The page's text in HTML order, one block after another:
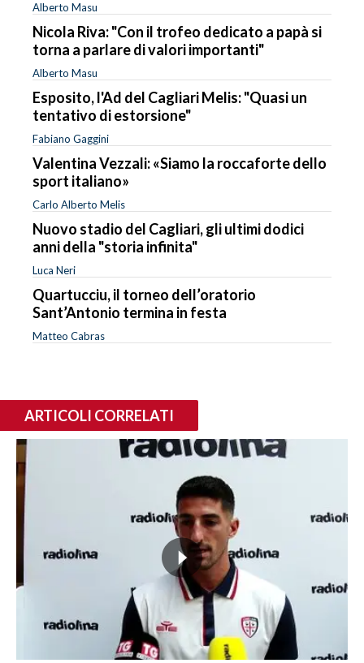
Alberto Masu
Nicola Riva: "Con il trofeo dedicato a papà si
torna a parlare di valori importanti"
Alberto Masu
Esposito, l'Ad del Cagliari Melis: "Quasi un
tentativo di estorsione"
Fabiano Gaggini
Valentina Vezzali: «Siamo la roccaforte dello
sport italiano»
Carlo Alberto Melis
Nuovo stadio del Cagliari, gli ultimi dodici
anni della "storia infinita"
Luca Neri
Quartucciu, il torneo dell’oratorio
Sant’Antonio termina in festa
Matteo Cabras
ARTICOLI CORRELATI